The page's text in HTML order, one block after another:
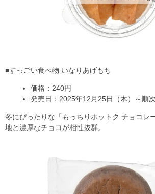
■すっごい食べ物 いなりあげもち
価格：240円
発売日：2025年12月25日（木）～順次
冬にぴったりな「もっちりホットク チョコレ
地と濃厚なチョコが相性抜群。